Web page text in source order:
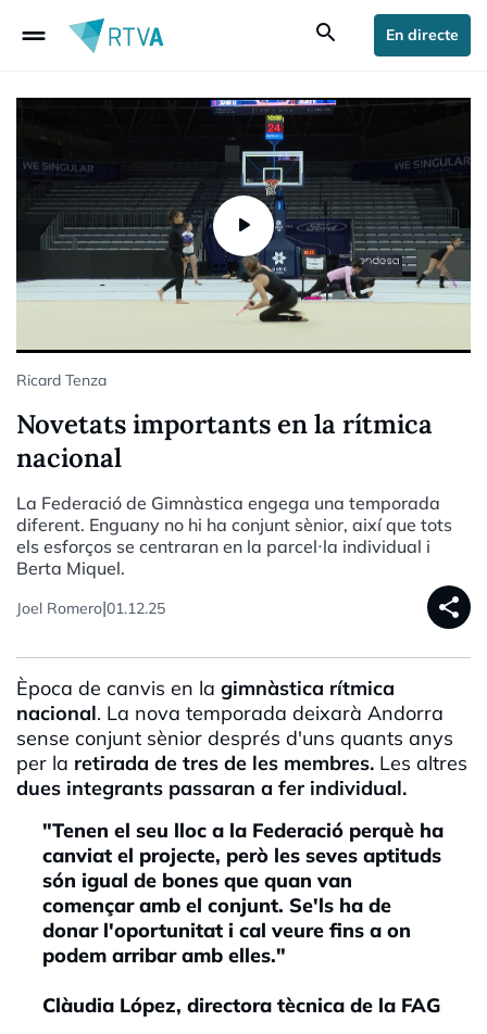
drag_handle search En directe
Ricard Tenza
Novetats importants en la rítmica
nacional
La Federació de Gimnàstica engega una temporada
diferent. Enguany no hi ha conjunt sènior, així que tots
els esforços se centraran en la parcel·la individual i
Berta Miquel.
Joel Romero|01.12.25 share
Època de canvis en la gimnàstica rítmica
nacional. La nova temporada deixarà Andorra
sense conjunt sènior després d'uns quants anys
per la retirada de tres de les membres. Les altres
dues integrants passaran a fer individual.
"Tenen el seu lloc a la Federació perquè ha
canviat el projecte, però les seves aptituds
són igual de bones que quan van
començar amb el conjunt. Se'ls ha de
donar l'oportunitat i cal veure fins a on
podem arribar amb elles."
Clàudia López, directora tècnica de la FAG